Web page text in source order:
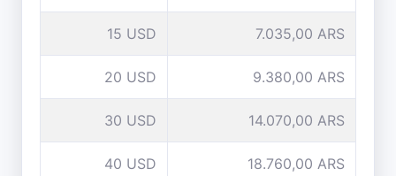
15 USD 7.035,00 ARS
20 USD 9.380,00 ARS
30 USD 14.070,00 ARS
40 USD 18.760,00 ARS